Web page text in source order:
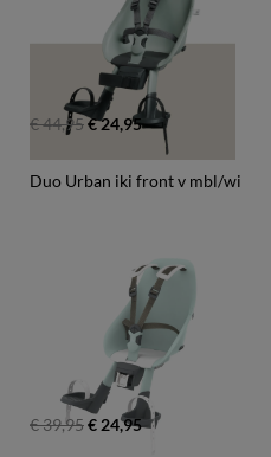
€ 44,95€ 24,95
Duo Urban iki front v mbl/wi
€ 39,95€ 24,95